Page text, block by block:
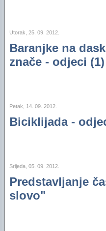
Utorak, 25. 09. 2012.
Baranjke na
znače - odjeci (1)
Petak, 14. 09. 2012.
Biciklijada -
Srijeda, 05. 09. 2012.
Predstavljanje
slovo"